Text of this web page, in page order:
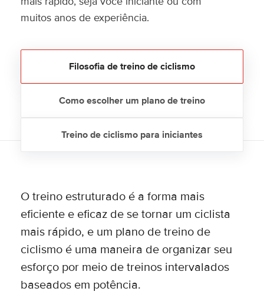
muitos anos de experiência.
Filosofia de treino de ciclismo
Como escolher um plano de treino
Treino de ciclismo para iniciantes
O treino estruturado é a forma mais
eficiente e eficaz de se tornar um ciclista
mais rápido, e um plano de treino de
ciclismo é uma maneira de organizar seu
esforço por meio de treinos intervalados
baseados em potência.